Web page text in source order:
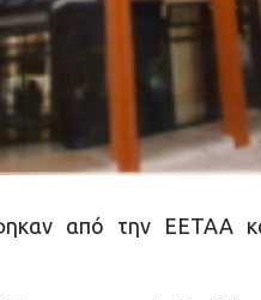
από την ΕΕΤΑΑ